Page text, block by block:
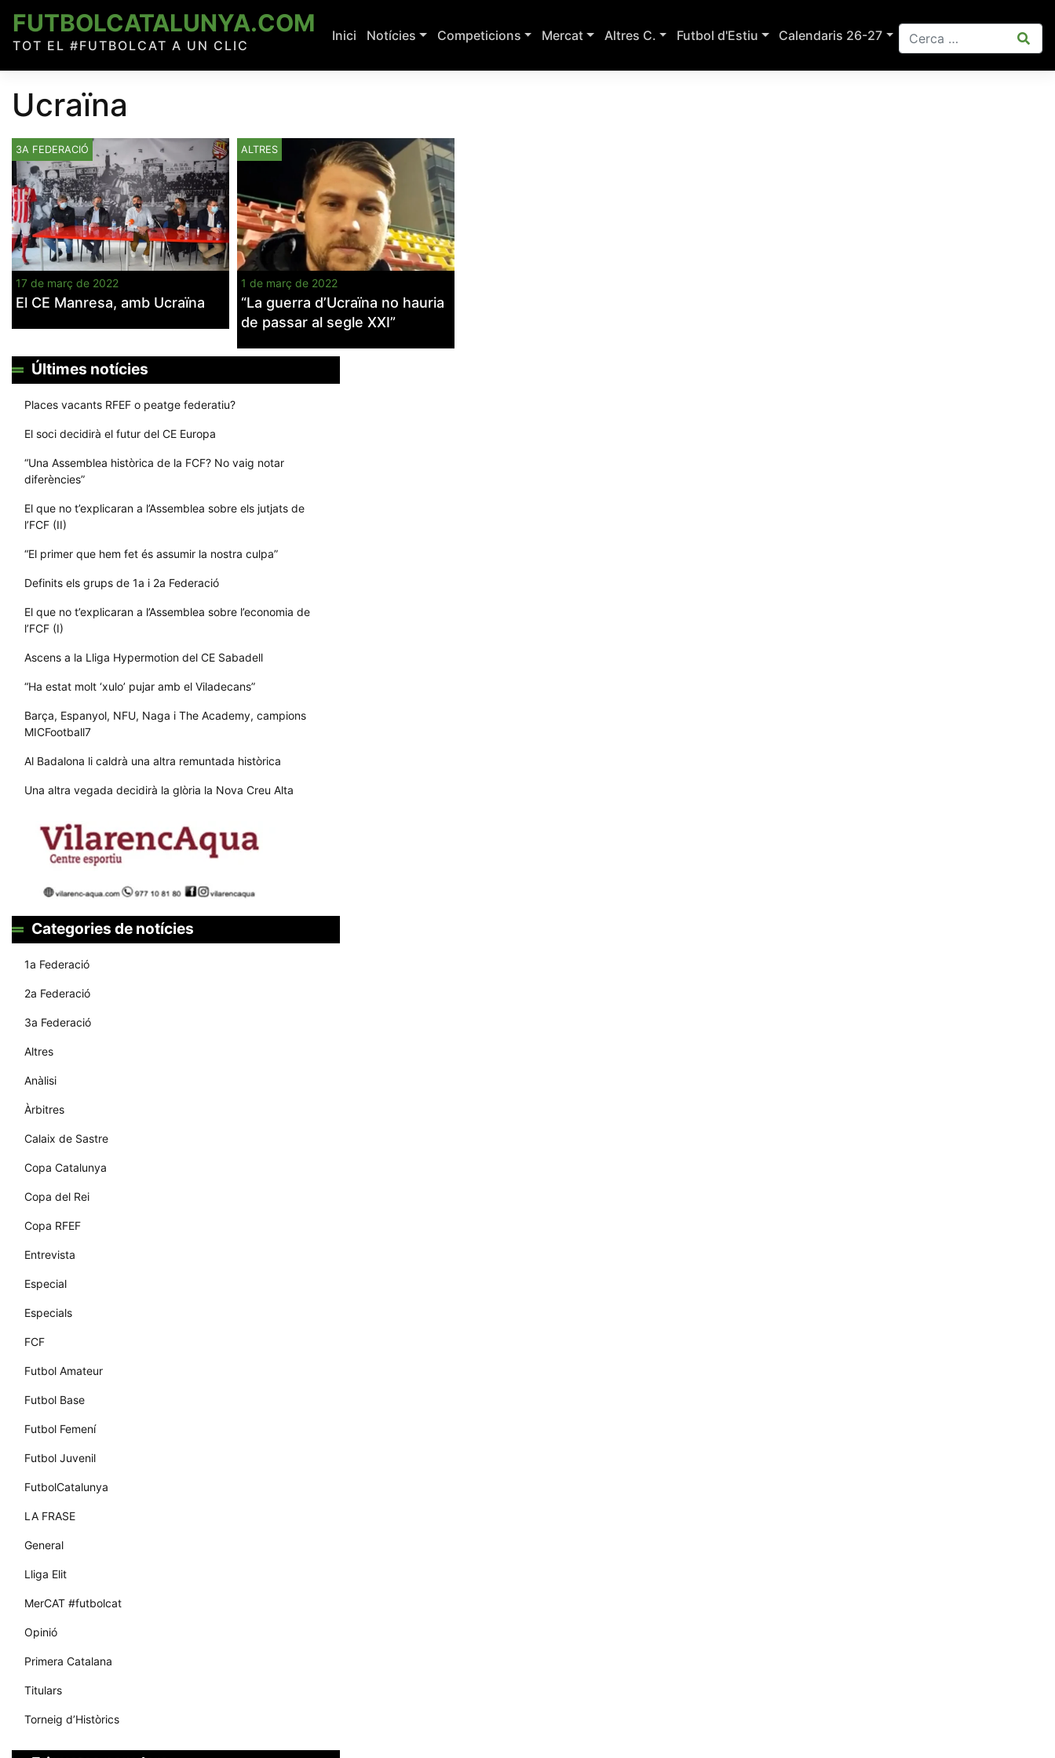
content
FUTBOLCATALUNYA.COM
TOT EL #FUTBOLCAT A UN CLIC
Inici Notícies Competicions Mercat Altres C. Futbol d'Estiu Calendaris 26-27
Ucraïna
3A FEDERACIÓ
17 de març de 2022
El CE Manresa, amb Ucraïna
ALTRES
1 de març de 2022
“La guerra d’Ucraïna no hauria
de passar al segle XXI”
Últimes notícies
Places vacants RFEF o peatge federatiu?
El soci decidirà el futur del CE Europa
“Una Assemblea històrica de la FCF? No vaig notar
diferències”
El que no t’explicaran a l’Assemblea sobre els jutjats de
l’FCF (II)
“El primer que hem fet és assumir la nostra culpa”
Definits els grups de 1a i 2a Federació
El que no t’explicaran a l’Assemblea sobre l’economia de
l’FCF (I)
Ascens a la Lliga Hypermotion del CE Sabadell
“Ha estat molt ‘xulo’ pujar amb el Viladecans”
Barça, Espanyol, NFU, Naga i The Academy, campions
MICFootball7
Al Badalona li caldrà una altra remuntada històrica
Una altra vegada decidirà la glòria la Nova Creu Alta
Categories de notícies
1a Federació
2a Federació
3a Federació
Altres
Anàlisi
Àrbitres
Calaix de Sastre
Copa Catalunya
Copa del Rei
Copa RFEF
Entrevista
Especial
Especials
FCF
Futbol Amateur
Futbol Base
Futbol Femení
Futbol Juvenil
FutbolCatalunya
LA FRASE
General
Lliga Elit
MerCAT #futbolcat
Opinió
Primera Catalana
Titulars
Torneig d’Històrics